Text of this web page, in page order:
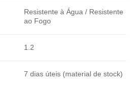
Resistente à Água / Resistente
ao Fogo
1.2
7 dias úteis (material de stock)